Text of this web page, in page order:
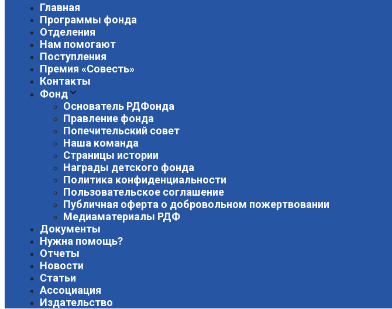
Главная
Программы фонда
Отделения
Нам помогают
Поступления
Премия «Совесть»
Контакты
Фонд
Основатель РДФонда
Правление фонда
Попечительский совет
Наша команда
Страницы истории
Награды детского фонда
Политика конфиденциальности
Пользовательское соглашение
Публичная оферта о добровольном пожертвовании
Медиаматериалы РДФ
Документы
Нужна помощь?
Отчеты
Новости
Статьи
Ассоциация
Издательство